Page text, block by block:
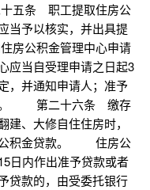
五条 职工提取住房公
当予以核实，并出具提
公积金管理中心申请
应当自受理申请之日起3
，并通知申请人；准予
。 第二十六条 缴存
、大修自住住房时，
公积金贷款。 住房公
日内作出准予贷款或者
贷款的，由受委托银行